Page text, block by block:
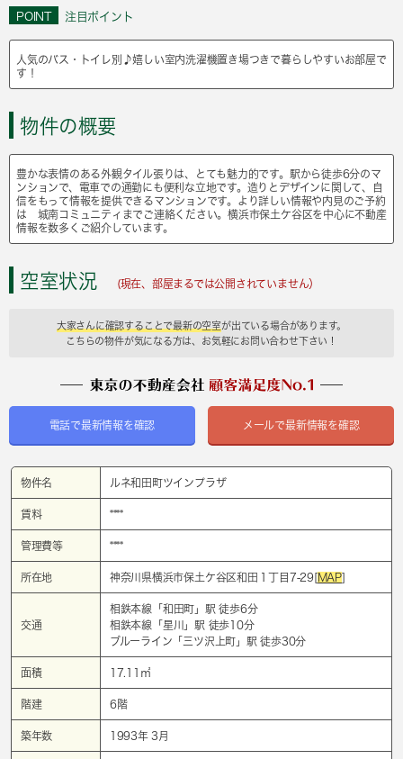
POINT 注目ポイント
人気のバス・トイレ別♪嬉しい室内洗濯機置き場つきで暮らしやすいお部屋で
す！
物件の概要
豊かな表情のある外観タイル張りは、とても魅力的です。駅から徒歩6分のマ
ンションで、電車での通勤にも便利な立地です。造りとデザインに関して、自
信をもって情報を提供できるマンションです。より詳しい情報や内見のご予約
は 城南コミュニティまでご連絡ください。横浜市保土ケ谷区を中心に不動産
情報を数多くご紹介しています。
空室状況 (現在、部屋まるでは公開されていません）
大家さんに確認することで最新の空室が出ている場合があります。
こちらの物件が気になる方は、お気軽にお問い合わせ下さい！
電話で最新情報を確認 メールで最新情報を確認
物件名 ルネ和田町ツインプラザ
賃料 ****
管理費等 ****
所在地 神奈川県横浜市保土ケ谷区和田１丁目7-29[MAP]
交通
相鉄本線「 和田町 」駅 徒歩6分
相鉄本線「 星川 」駅 徒歩10分
ブルーライン「 三ツ沢上町 」駅 徒歩30分
面積 17.11㎡
階建 6階
築年数 1993年 3月